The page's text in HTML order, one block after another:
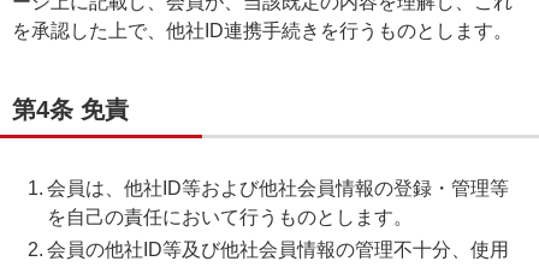
を承認した上で、他社ID連携手続きを行うものとします。
第4条 免責
会員は、他社ID等および他社会員情報の登録・管理等
を自己の責任において行うものとします。
会員の他社ID等及び他社会員情報の管理不十分、使用